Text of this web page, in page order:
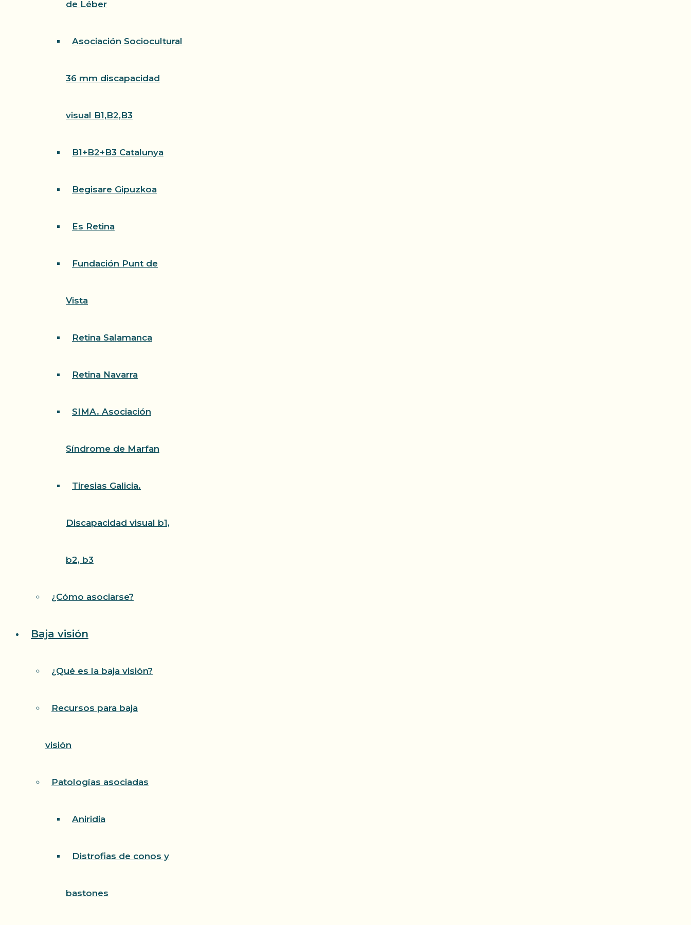
de Léber
Asociación Sociocultural
36 mm discapacidad
visual B1,B2,B3
B1+B2+B3 Catalunya
Begisare Gipuzkoa
Es Retina
Fundación Punt de
Vista
Retina Salamanca
Retina Navarra
SIMA. Asociación
Síndrome de Marfan
Tiresias Galicia.
Discapacidad visual b1,
b2, b3
¿Cómo asociarse?
Baja visión
¿Qué es la baja visión?
Recursos para baja
visión
Patologías asociadas
Aniridia
Distrofias de conos y
bastones